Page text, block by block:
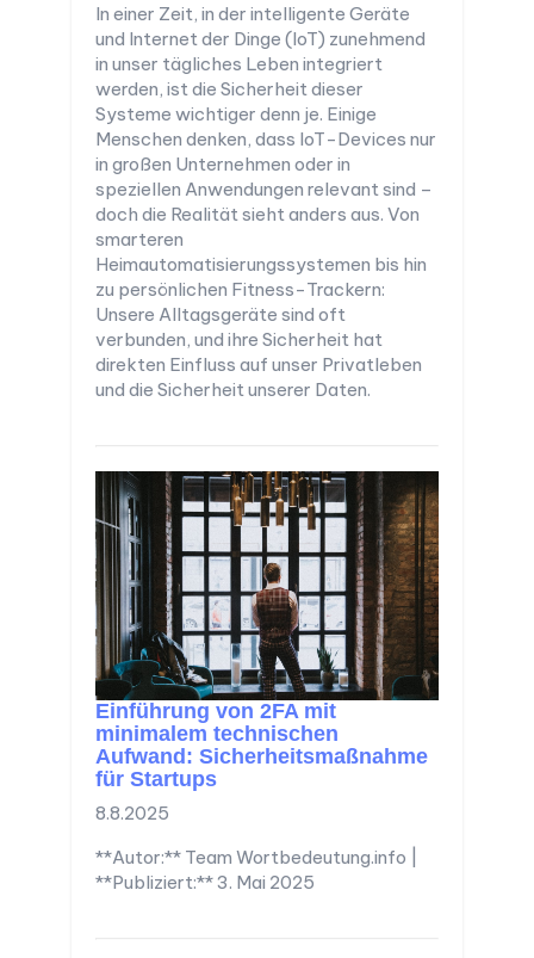
In einer Zeit, in der intelligente Geräte
und Internet der Dinge (IoT) zunehmend
in unser tägliches Leben integriert
werden, ist die Sicherheit dieser
Systeme wichtiger denn je. Einige
Menschen denken, dass IoT-Devices nur
in großen Unternehmen oder in
speziellen Anwendungen relevant sind –
doch die Realität sieht anders aus. Von
smarteren
Heimautomatisierungssystemen bis hin
zu persönlichen Fitness-Trackern:
Unsere Alltagsgeräte sind oft
verbunden, und ihre Sicherheit hat
direkten Einfluss auf unser Privatleben
und die Sicherheit unserer Daten.
Einführung von 2FA mit
minimalem technischen
Aufwand: Sicherheitsmaßnahme
für Startups
8.8.2025
**Autor:** Team Wortbedeutung.info |
**Publiziert:** 3. Mai 2025